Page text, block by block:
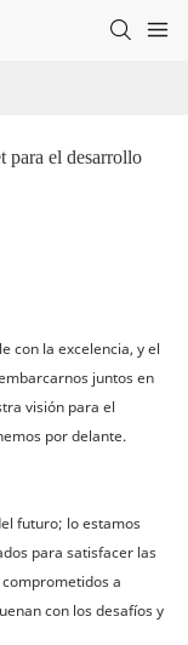
para el desarrollo
con la excelencia, y el
juntos en
visión para el
por delante.
futuro; lo estamos
para satisfacer las
a
con los desafíos y